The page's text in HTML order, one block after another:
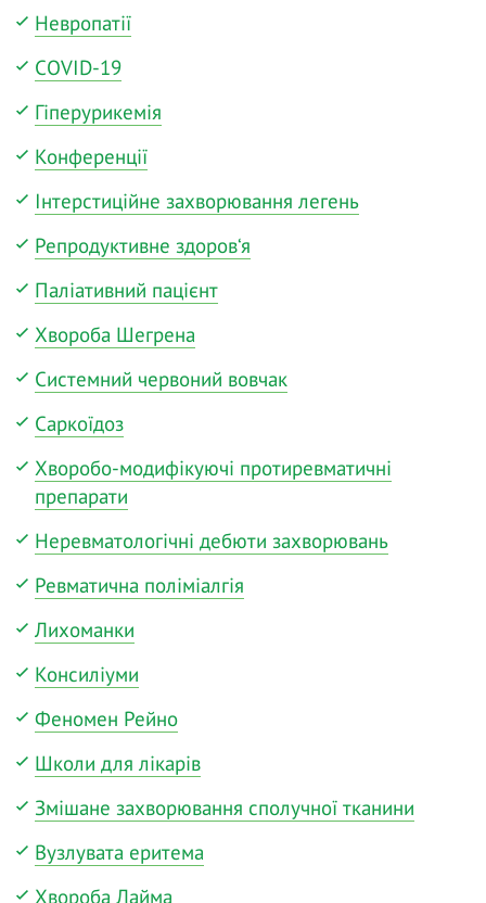
Невропатії
COVID-19
Гіперурикемія
Конференції
Інтерстиційне захворювання легень
Репродуктивне здоров‘я
Паліативний пацієнт
Хвороба Шегрена
Системний червоний вовчак
Саркоїдоз
Хворобо-модифікуючі протиревматичні
препарати
Неревматологічні дебюти захворювань
Ревматична поліміалгія
Лихоманки
Консиліуми
Феномен Рейно
Школи для лікарів
Змішане захворювання сполучної тканини
Вузлувата еритема
Хвороба Лайма